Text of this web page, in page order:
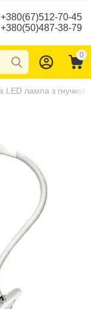
+380(67)512-70-45
+380(50)487-38-79
0